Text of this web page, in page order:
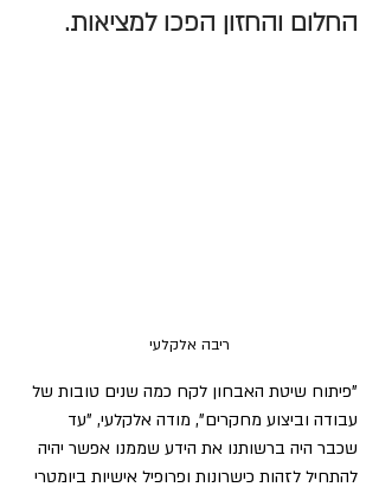
החלום והחזון הפכו למציאות.
ריבה אלקלעי
"פיתוח שיטת האבחון לקח כמה שנים טובות של
עבודה וביצוע מחקרים", מודה אלקלעי, "עד
שכבר היה ברשותנו את הידע שממנו אפשר יהיה
להתחיל לזהות כישרונות ופרופיל אישיות ביומטרי